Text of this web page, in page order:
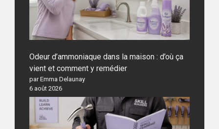
Odeur d’ammoniaque dans la maison : d’où ça
vient et comment y remédier
par Emma Delaunay
6 août 2026